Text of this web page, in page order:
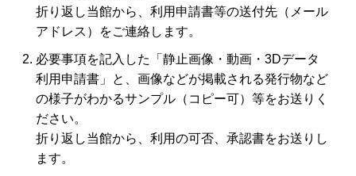
折り返し当館から、利用申請書等の送付先（メール
アドレス）をご連絡します。
必要事項を記入した「静止画像・動画・3Dデータ
利用申請書」と、画像などが掲載される発行物など
の様子がわかるサンプル（コピー可）等をお送りく
ださい。
折り返し当館から、利用の可否、承認書をお送りし
ます。